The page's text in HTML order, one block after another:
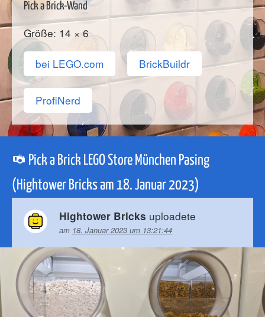
Pick a Brick-Wand
Größe: 14 × 6
bei LEGO.com BrickBuildr
ProfiNerd
Pick a Brick LEGO Store München Pasing
(Hightower Bricks am 18. Januar 2023)
Hightower Bricks uploadete
am 18. Januar 2023 um 13:21:44